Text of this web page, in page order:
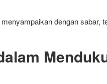
dengan sabar,